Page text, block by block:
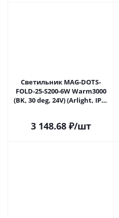
Светильник MAG-DOTS-
FOLD-25-S200-6W Warm3000
(BK, 30 deg, 24V) (Arlight, IP20
3 148.68₽/шт